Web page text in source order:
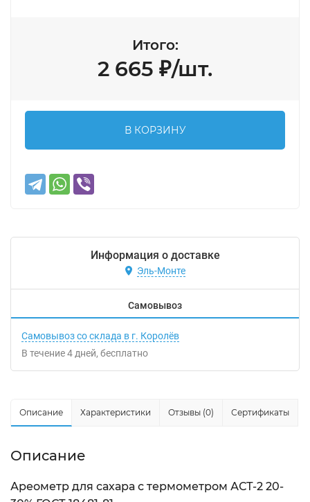
Итого:
2 665 ₽/шт.
В КОРЗИНУ
Информация о доставке
Эль-Монте
Самовывоз
Самовывоз со склада в г. Королёв
В течение4 дней Бесплатно
Описание Характеристики Отзывы (0) Сертификаты
Описание
Ареометр для сахара с термометром АСТ-2 20-